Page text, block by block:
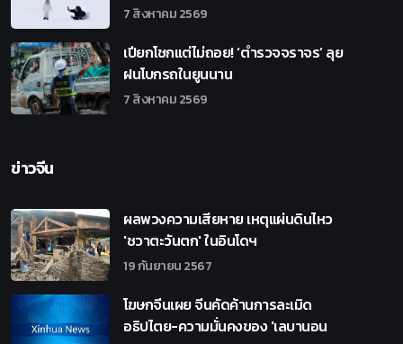
7 สิงหาคม 2569
เปียกโชกแต่ไม่ถอย! ‘ตำรวจจราจร’ ลุย
ฝนโบกรถในยูนนาน
7 สิงหาคม 2569
ข่าวจีน
ผลพวงความเสียหาย เหตุแผ่นดินไหว
'ชวาตะวันตก' ในอินโดฯ
19 กันยายน 2567
โฆษกจีนเผย จีนคัดค้านการละเมิด
อธิปไตย-ความมั่นคงของ 'เลบานอน